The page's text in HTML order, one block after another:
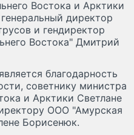
Востока и Арктики
директор
и гендиректор
Востока" Дмитрий
благодарность
советнику министра
и Арктики Светлане
ООО "Амурская
Борисенюк.